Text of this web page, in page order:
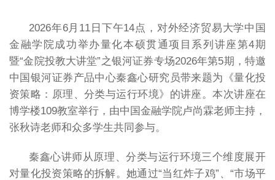
2026年6月11日下午14点，对外经济贸易大学中国
金融学院成功举办量化本硕贯通项目系列讲座第4期
暨“金院投教大讲堂”之银河证券专场2026年第5期，特邀
中国银河证券产品中心秦鑫心研究员带来题为《量化投
资策略：原理、分类与运行环境》的讲座。本次讲座在
博学楼109教室举行，由中国金融学院卢尚霖老师主持，
张秋诗老师和众多学生共同参与。
秦鑫心讲师从原理、分类与运行环境三个维度展开
对量化投资策略的拆解。她通过“当红炸子鸡”、“市场平